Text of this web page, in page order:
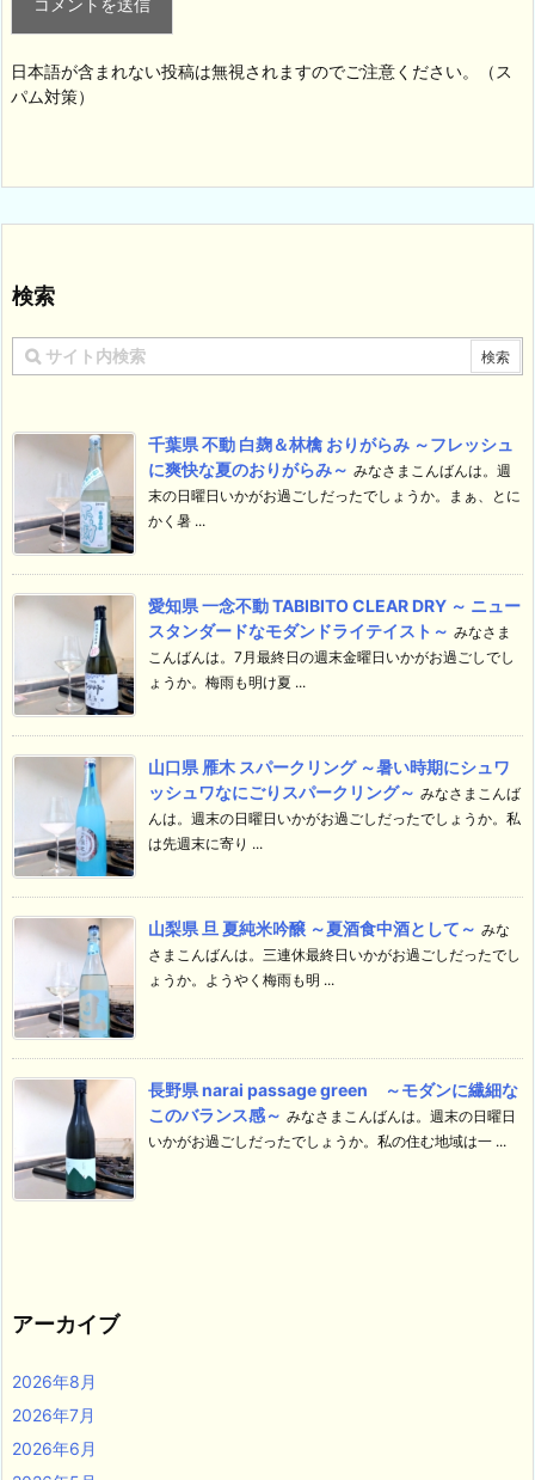
日本語が含まれない投稿は無視されますのでご注意ください。（ス
パム対策）
検索
千葉県 不動 白麹＆林檎 おりがらみ ～フレッシュ
に爽快な夏のおりがらみ～ みなさまこんばんは。週
末の日曜日いかがお過ごしだったでしょうか。まぁ、とに
かく暑 ...
愛知県 一念不動 TABIBITO CLEAR DRY ～ ニュー
スタンダードなモダンドライテイスト～ みなさま
こんばんは。7月最終日の週末金曜日いかがお過ごしでし
ょうか。梅雨も明け夏 ...
山口県 雁木 スパークリング ～暑い時期にシュワ
ッシュワなにごりスパークリング～ みなさまこんば
んは。週末の日曜日いかがお過ごしだったでしょうか。私
は先週末に寄り ...
山梨県 旦 夏純米吟醸 ～夏酒食中酒として～ みな
さまこんばんは。三連休最終日いかがお過ごしだったでし
ょうか。ようやく梅雨も明 ...
長野県 narai passage green ～モダンに繊細な
このバランス感～ みなさまこんばんは。週末の日曜日
いかがお過ごしだったでしょうか。私の住む地域は一 ...
アーカイブ
2026年8月
2026年7月
2026年6月